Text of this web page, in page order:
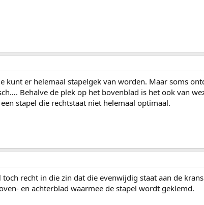
kunt er helemaal stapelgek van worden. Maar soms
Behalve de plek op het bovenblad is het ook van
stapel die rechtstaat niet helemaal optimaal.
recht in die zin dat die evenwijdig staat aan de
en achterblad waarmee de stapel wordt geklemd.